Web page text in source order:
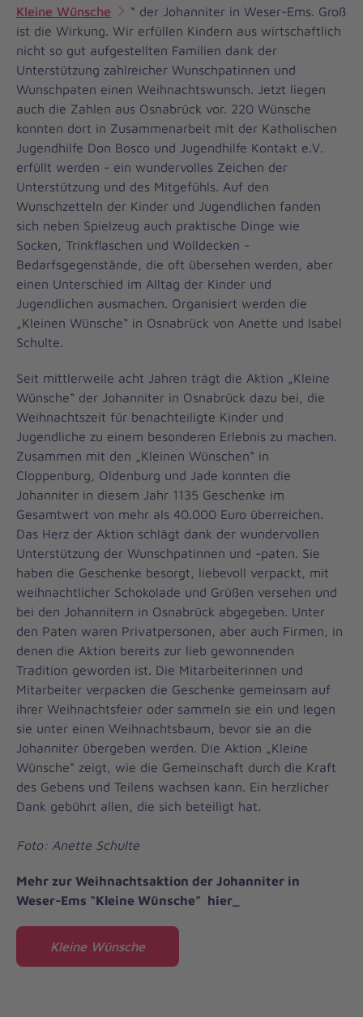
Kleine Wünsche
“ der Johanniter in Weser-Ems. Groß
ist die Wirkung. Wir erfüllen Kindern aus wirtschaftlich
nicht so gut aufgestellten Familien dank der
Unterstützung zahlreicher Wunschpatinnen und
Wunschpaten einen Weihnachtswunsch. Jetzt liegen
auch die Zahlen aus Osnabrück vor. 220 Wünsche
konnten dort in Zusammenarbeit mit der Katholischen
Jugendhilfe Don Bosco und Jugendhilfe Kontakt e.V.
erfüllt werden - ein wundervolles Zeichen der
Unterstützung und des Mitgefühls. Auf den
Wunschzetteln der Kinder und Jugendlichen fanden
sich neben Spielzeug auch praktische Dinge wie
Socken, Trinkflaschen und Wolldecken -
Bedarfsgegenstände, die oft übersehen werden, aber
einen Unterschied im Alltag der Kinder und
Jugendlichen ausmachen. Organisiert werden die
„Kleinen Wünsche“ in Osnabrück von Anette und Isabel
Schulte.
Seit mittlerweile acht Jahren trägt die Aktion „Kleine
Wünsche“ der Johanniter in Osnabrück dazu bei, die
Weihnachtszeit für benachteiligte Kinder und
Jugendliche zu einem besonderen Erlebnis zu machen.
Zusammen mit den „Kleinen Wünschen“ in
Cloppenburg, Oldenburg und Jade konnten die
Johanniter in diesem Jahr 1135 Geschenke im
Gesamtwert von mehr als 40.000 Euro überreichen.
Das Herz der Aktion schlägt dank der wundervollen
Unterstützung der Wunschpatinnen und -paten. Sie
haben die Geschenke besorgt, liebevoll verpackt, mit
weihnachtlicher Schokolade und Grüßen versehen und
bei den Johannitern in Osnabrück abgegeben. Unter
den Paten waren Privatpersonen, aber auch Firmen, in
denen die Aktion bereits zur lieb gewonnenden
Tradition geworden ist. Die Mitarbeiterinnen und
Mitarbeiter verpacken die Geschenke gemeinsam auf
ihrer Weihnachtsfeier oder sammeln sie ein und legen
sie unter einen Weihnachtsbaum, bevor sie an die
Johanniter übergeben werden. Die Aktion „Kleine
Wünsche“ zeigt, wie die Gemeinschaft durch die Kraft
des Gebens und Teilens wachsen kann. Ein herzlicher
Dank gebührt allen, die sich beteiligt hat.
Foto: Anette Schulte
Mehr zur Weihnachtsaktion der Johanniter in
Weser-Ems “Kleine Wünsche” hier_
Kleine Wünsche